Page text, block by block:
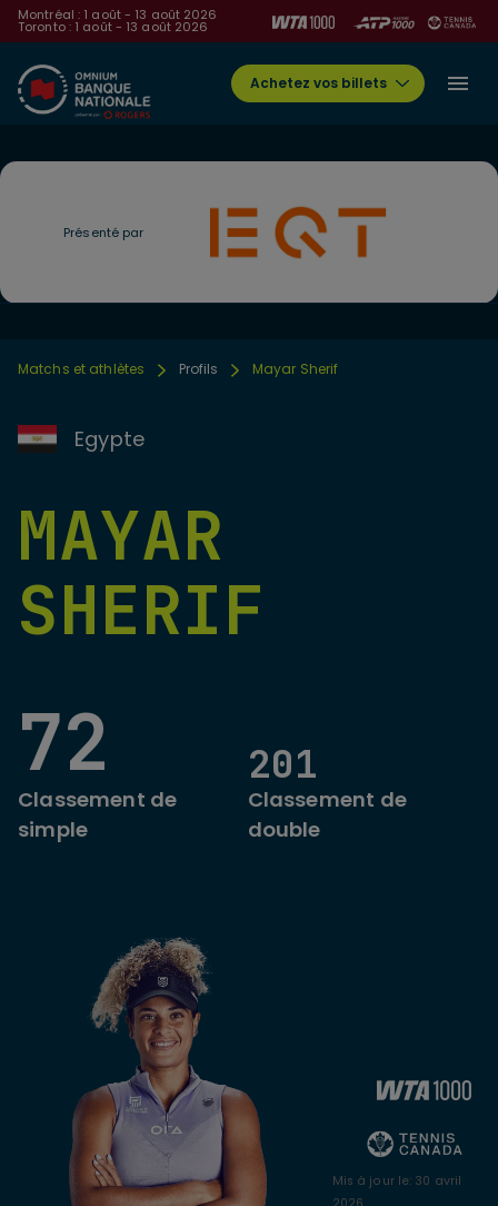
Montréal : 1 août - 13 août 2026
Toronto : 1 août - 13 août 2026
Achetez vos billets
Présenté par
Matchs et athlètes Profils Mayar Sherif
Egypte
MAYAR
SHERIF
72
Classement de
simple
201
Classement de
double
Mis à jour le: 30 avril